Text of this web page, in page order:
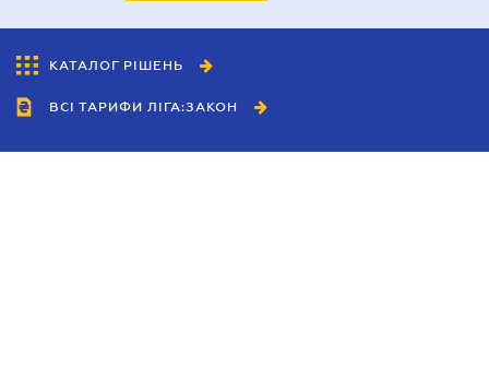
КАТАЛОГ РІШЕНЬ
ВСІ ТАРИФИ ЛІГА:ЗАКОН